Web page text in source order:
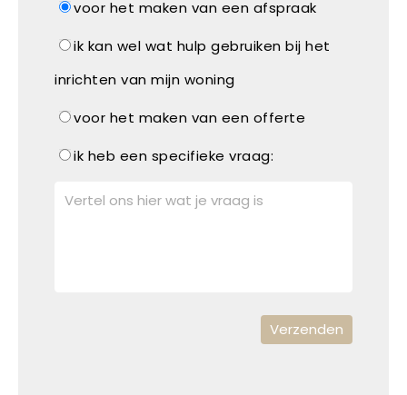
voor het maken van een afspraak
ik kan wel wat hulp gebruiken bij het
inrichten van mijn woning
voor het maken van een offerte
ik heb een specifieke vraag: